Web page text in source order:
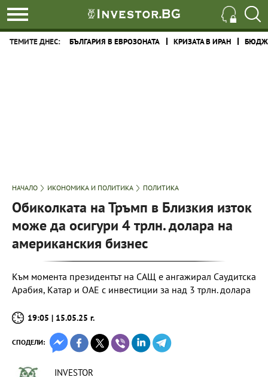
ТЕМИТЕ ДНЕС: БЪЛГАРИЯ В ЕВРОЗОНАТА КРИЗАТА В ИРАН
НАЧАЛО ИКОНОМИКА И ПОЛИТИКА ПОЛИТИКА
Обиколката на Тръмп в Близкия изток
може да осигури 4 трлн. долара на
американския бизнес
Към момента президентът на САЩ е ангажирал Саудитска
Арабия, Катар и ОАЕ с инвестиции за над 3 трлн. долара
19:05 | 15.05.25 г.
СПОДЕЛИ:
INVESTOR